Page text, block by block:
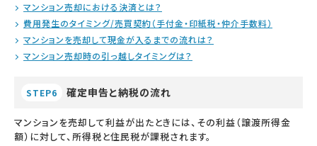
マンション売却における決済とは？
費用発生のタイミング/売買契約（手付金・印紙税・仲介手数料）
マンションを売却して現金が入るまでの流れは？
マンション売却時の引っ越しタイミングは？
STEP6 確定申告と納税の流れ
マンションを売却して利益が出たときには、その利益（譲渡所得金
額）に対して、所得税と住民税が課税されます。